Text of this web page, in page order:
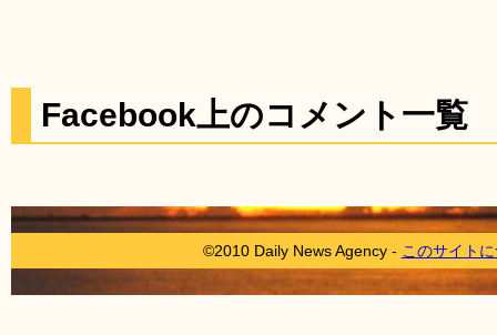
Facebook上のコメント一覧
©2010 Daily News Agency - このサイト